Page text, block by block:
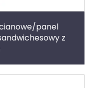
panel
z